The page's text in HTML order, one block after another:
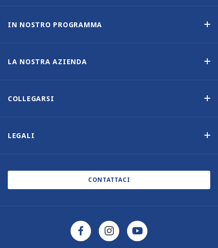
IN NOSTRO PROGRAMMA
LA NOSTRA AZIENDA
COLLEGARSI
LEGALI
CONTATTACI